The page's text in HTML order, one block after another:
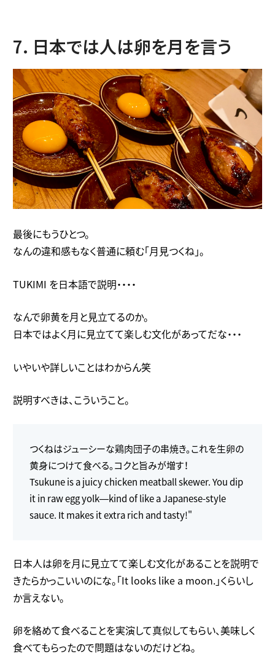
7. 日本では人は卵を月を言う
最後にもうひとつ。
なんの違和感もなく普通に頼む「月見つくね」。
TUKIMI を日本語で説明・・・・
なんで卵黄を月と見立てるのか。
日本ではよく月に見立てて楽しむ文化があってだな・・・
いやいや詳しいことはわからん笑
説明すべきは、こういうこと。
つくねはジューシーな鶏肉団子の串焼き。これを生卵の
黄身につけて食べる。コクと旨みが増す！
Tsukune is a juicy chicken meatball skewer. You dip
it in raw egg yolk—kind of like a Japanese-style
sauce. It makes it extra rich and tasty!"
日本人は卵を月に見立てて楽しむ文化があることを説明で
きたらかっこいいのにな。「It looks like a moon.」くらいし
か言えない。
卵を絡めて食べることを実演して真似してもらい、美味しく
食べてもらったので問題はないのだけどね。